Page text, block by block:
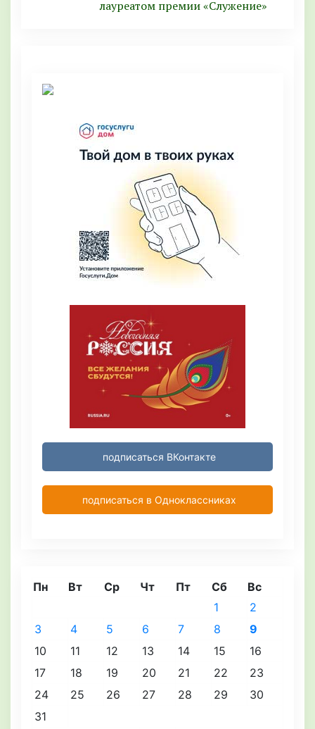
лауреатом премии «Служение»
подписаться ВКонтакте
подписаться в Одноклассниках
Пн Вт Ср Чт Пт Сб
Вс
1
2
3
4 5 6 7 8
9
10
11 12 13 14 15
16
17
18 19 20 21 22
23
24
25 26 27 28 29
30
31